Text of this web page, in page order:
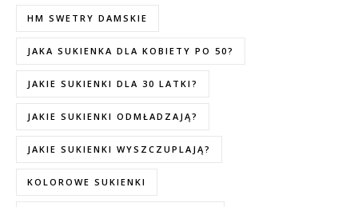
HM SWETRY DAMSKIE
JAKA SUKIENKA DLA KOBIETY PO 50?
JAKIE SUKIENKI DLA 30 LATKI?
JAKIE SUKIENKI ODMŁADZAJĄ?
JAKIE SUKIENKI WYSZCZUPLAJĄ?
KOLOROWE SUKIENKI